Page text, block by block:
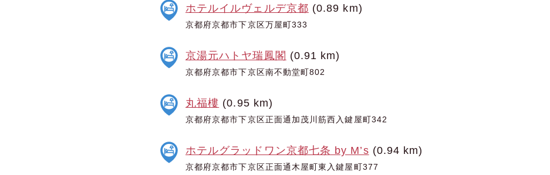
ホテルイルヴェルデ京都 (0.89 km)
京都府京都市下京区万屋町333
京湯元ハトヤ瑞鳳閣 (0.91 km)
京都府京都市下京区南不動堂町802
丸福樓 (0.95 km)
京都府京都市下京区正面通加茂川筋西入鍵屋町342
ホテルグラッドワン京都七条 by M’s (0.94 km)
京都府京都市下京区正面通木屋町東入鍵屋町377